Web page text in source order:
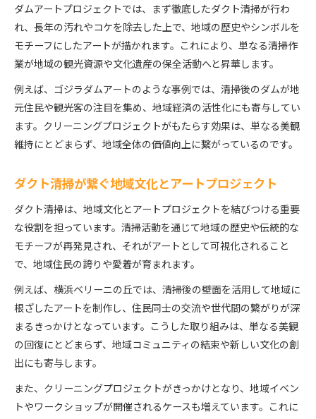
ダムアートプロジェクトでは、まず徹底したダクト清掃が行わ
れ、長年の汚れやコケを除去した上で、地域の歴史やシンボルを
モチーフにしたアートが描かれます。これにより、単なる清掃作
業が地域の観光資源や文化遺産の保全活動へと昇華します。
例えば、ゴジラダムアートのような事例では、清掃後のダムが地
元住民や観光客の注目を集め、地域経済の活性化にも寄与してい
ます。クリーニングプロジェクトがもたらす効果は、単なる美観
維持にとどまらず、地域全体の価値向上に繋がっているのです。
ダクト清掃が繋ぐ地域文化とアートプロジェクト
ダクト清掃は、地域文化とアートプロジェクトを結びつける重要
な役割を担っています。清掃活動を通じて地域の歴史や伝統的な
モチーフが再発見され、それがアートとして可視化されること
で、地域住民の誇りや愛着が育まれます。
例えば、横浜ベリーニの丘では、清掃後の壁面を活用して地域に
根ざしたアートを制作し、住民同士の交流や世代間の繋がりが深
まるきっかけとなっています。こうした取り組みは、単なる美観
の回復にとどまらず、地域コミュニティの結束や新しい文化の創
出にも寄与します。
また、クリーニングプロジェクトがきっかけとなり、地域イベン
トやワークショップが開催されるケースも増えています。これに